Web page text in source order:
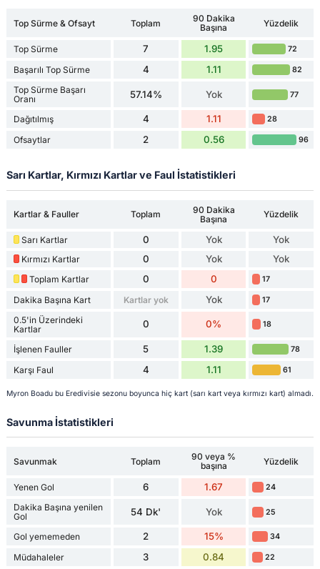
Top Sürme & Ofsayt Toplam
90 Dakika
Başına
Yüzdelik
Top Sürme 7 1.95 72
Başarılı Top Sürme 4 1.11 82
Top Sürme Başarı
Oranı
57.14% Yok 77
Dağıtılmış 4 1.11 28
Ofsaytlar 2 0.56 96
Sarı Kartlar, Kırmızı Kartlar ve Faul İstatistikleri
Kartlar & Fauller Toplam
90 Dakika
Başına
Yüzdelik
Sarı Kartlar 0 Yok Yok
Kırmızı Kartlar 0 Yok Yok
Toplam Kartlar 0 0 17
Dakika Başına Kart Kartlar yok Yok 17
0.5'in Üzerindeki
Kartlar
0 0% 18
İşlenen Fauller 5 1.39 78
Karşı Faul 4 1.11 61
Myron Boadu bu Eredivisie sezonu boyunca hiç kart (sarı kart veya kırmızı kart) almadı.
Savunma İstatistikleri
Savunmak Toplam
90 veya %
başına
Yüzdelik
Yenen Gol 6 1.67 24
Dakika Başına yenilen
Gol
54 Dk' Yok 25
Gol yememeden 2 15% 34
Müdahaleler 3 0.84 22